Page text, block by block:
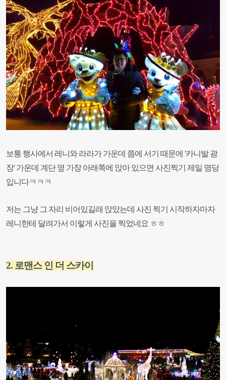
보통 행사에서 레니와 라라가 가운데 쯤에 서기 때문에 '카니발 광
장' 가운데 계단 옆 가장 아래쪽에 앉아 있으면 사진찍기 제일 명당
입니다ㅋㅋㅋ
저는 그냥 그 자리 비어있길래 앉았는데 사진 찍기 시작하자마자
레니한테 달려가서 이렇게 사진을 찍었네요 ㅎㅎ
2. 로맨스 인 더 스카이